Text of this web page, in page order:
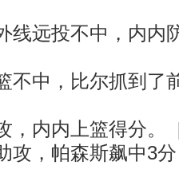
线远投不中，内内
不中，比尔抓到了
，内内上篮得分。
攻，帕森斯飙中3